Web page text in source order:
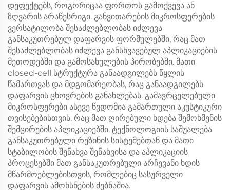
დეფექტებს, როგორიცაა ფორთოს გამოქვევა ან
ზღვარის არაწესრიგი. განვითარების მიკროსფერების
ვერსატილობა შესაძლებლობას იძლევა
განსაკუთრებულ დაფარვის ფორმულებში, რაც მათ
შესაძლებლობას იძლევა განსხვავებულ აპლიკაციების
მეთოდებში და გამოსახულების პირობებში. მათი
closed-cell სტრუქტურა განაადგილებს წყლის
წამართვას და მდგომარეობას, რაც განაადგილებს
დაფარვის ცხოვრების განახლებას. გამავრცელებული
მიკროსფერები ასევე წვდომია გამართული აკუსტიკური
თვისებებისთვის, რაც მათ ღირებული ხდება შემოხმენის
შემცირების აპლიკაციებში. ტექნოლოგიის საშუალება
განსაკუთრებული რეზინის სისტემებთან და მათი
სტაბილობის შენახვა შენახვისა და აპლიკაციის
პროცესებში მათ განსაკუთრებული არჩევანი ხდის
მწარმოებლებისთვის, რომლებიც სასურველი
დაფარვის ამოხსნების ძებნაშია.